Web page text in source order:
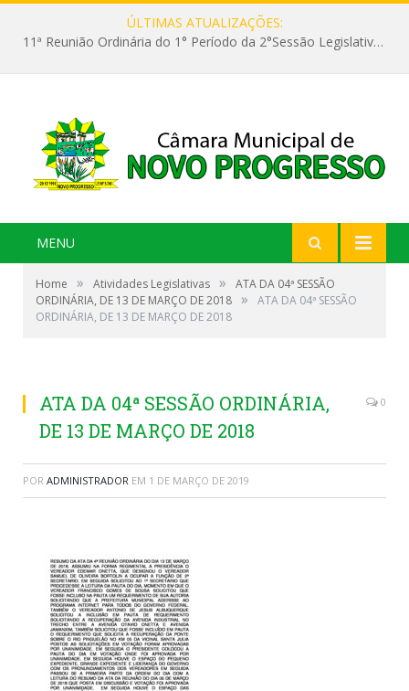
ÚLTIMAS ATUALIZAÇÕES:
11ª Reunião Ordinária do 1° Período da 2°Sessão Legislativa da 9ª Legislatura do Poder Legislativo
MENU
Home » Atividades Legislativas »
ATA DA 04ª SESSÃO
ORDINÁRIA, DE 13 DE MARÇO DE 2018 »
ATA DA 04ª SESSÃO
ORDINÁRIA, DE 13 DE MARÇO DE 2018
ATA DA 04ª SESSÃO ORDINÁRIA,
DE 13 DE MARÇO DE 2018
0
POR ADMINISTRADOR EM 1 DE MARÇO DE 2019